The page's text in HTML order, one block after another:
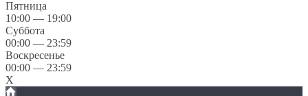
Пятница
10:00 — 19:00
Суббота
00:00 — 23:59
Воскресенье
00:00 — 23:59
X